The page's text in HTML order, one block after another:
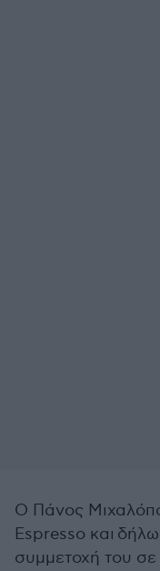
Ο Πάνος
Espresso και
συμμετοχή του